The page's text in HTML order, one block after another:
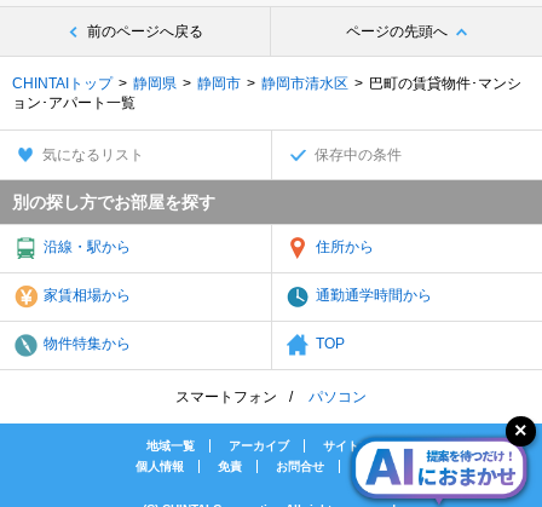
前のページへ戻る ページの先頭へ
CHINTAIトップ 静岡県 静岡市 静岡市清水区
巴町の賃貸物件･マンシ
ョン･アパート一覧
気になるリスト 保存中の条件
別の探し方でお部屋を探す
沿線・駅から 住所から
家賃相場から 通勤通学時間から
物件特集から TOP
スマートフォン パソコン
地域一覧 アーカイブ
サイトマップ
個人情報
免責 お問合せ 会社案内